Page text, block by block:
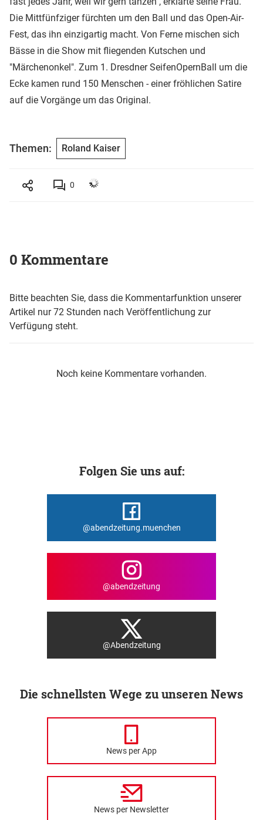
Die Mittfünfziger fürchten um den Ball und das Open-Air-
Fest, das ihn einzigartig macht. Von Ferne mischen sich
Bässe in die Show mit fliegenden Kutschen und
"Märchenonkel". Zum 1. Dresdner SeifenOpernBall um die
Ecke kamen rund 150 Menschen - einer fröhlichen Satire
auf die Vorgänge um das Original.
Themen: Roland Kaiser
0
0 Kommentare
Bitte beachten Sie, dass die Kommentarfunktion unserer
Artikel nur 72 Stunden nach Veröffentlichung zur
Verfügung steht.
Noch keine Kommentare vorhanden.
Folgen Sie uns auf:
@abendzeitung.muenchen
@abendzeitung
@Abendzeitung
Die schnellsten Wege zu unseren News
News per App
News per Newsletter